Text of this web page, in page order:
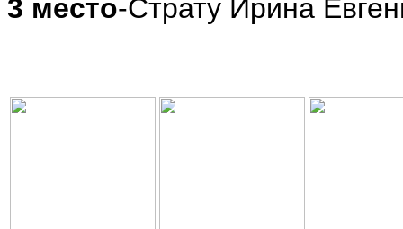
3 место-Страту Ирина